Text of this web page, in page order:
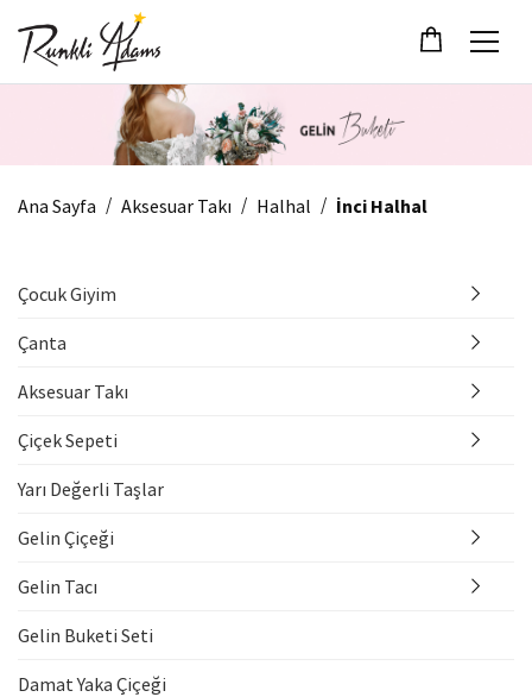
Ana Sayfa / Aksesuar Takı / Halhal / İnci Halhal
Çocuk Giyim
Çanta
Aksesuar Takı
Çiçek Sepeti
Yarı Değerli Taşlar
Gelin Çiçeği
Gelin Tacı
Gelin Buketi Seti
Damat Yaka Çiçeği